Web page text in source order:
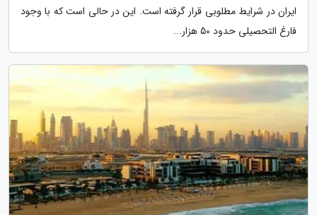
ایران در شرایط مطلوبی قرار گرفته است. این در حالی است که با وجود
فارغ التحصیلی حدود 50 هزار...